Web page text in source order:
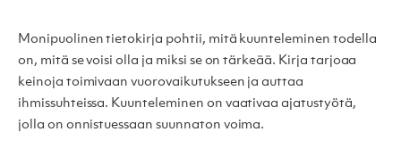
Monipuolinen tietokirja pohtii, mitä kuunteleminen todella
on, mitä se voisi olla ja miksi se on tärkeää. Kirja tarjoaa
keinoja toimivaan vuorovaikutukseen ja auttaa
ihmissuhteissa. Kuunteleminen on vaativaa ajatustyötä,
jolla on onnistuessaan suunnaton voima.